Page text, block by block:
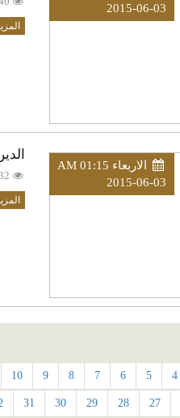
2015-06-03
الاربعاء AM 01:15
2015-06-03
4
5
6
7
8
9
10
27
28
29
30
31